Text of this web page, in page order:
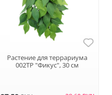
Растение для террариума
002TP "Фикус", 30 см